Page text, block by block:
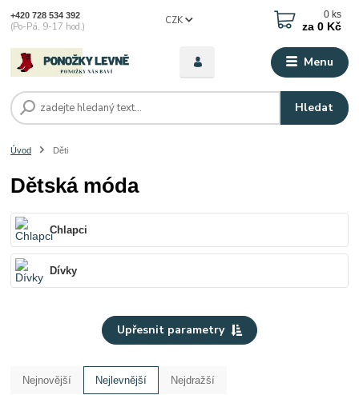
Menu
CZK
Hledat
+420 728 534 392
(Po-Pá, 9-17 hod.)
0 ks
za 0 Kč
Úvod Děti
Dětská móda
Chlapci
Dívky
Upřesnit parametry
Nejnovější Nejlevnější Nejdražší